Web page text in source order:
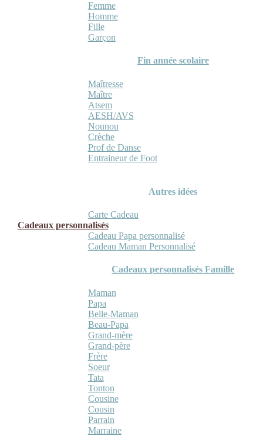
Femme
Homme
Fille
Garçon
Fin année scolaire
Maîtresse
Maître
Atsem
AESH/AVS
Nounou
Crèche
Prof de Danse
Entraineur de Foot
Autres idées
Carte Cadeau
Cadeaux personnalisés
Cadeau Papa personnalisé
Cadeau Maman Personnalisé
Cadeaux personnalisés Famille
Maman
Papa
Belle-Maman
Beau-Papa
Grand-mère
Grand-père
Frère
Soeur
Tata
Tonton
Cousine
Cousin
Parrain
Marraine